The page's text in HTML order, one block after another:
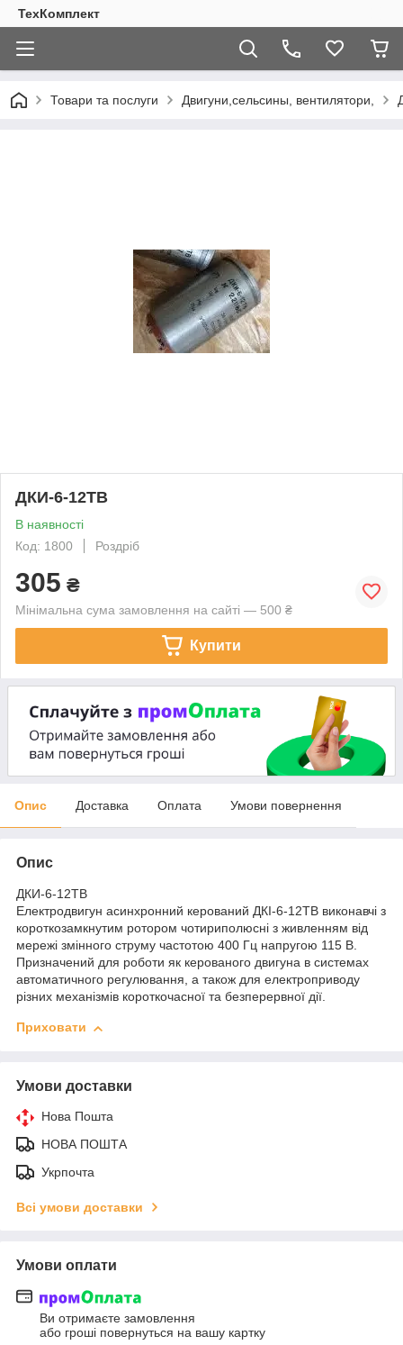
ТехКомплект
Товари та послуги Двигуни,сельсины, вентилятори,
ДКИ-6-12ТВ
В наявності
Код: 1800
Роздріб
305 ₴
Мінімальна сума замовлення на сайті — 500 ₴
Купити
Опис Доставка Оплата Умови повернення
Опис
ДКИ-6-12ТВ
Електродвигун асинхронний керований ДКІ-6-12ТВ виконавчі з
короткозамкнутим ротором чотириполюсні з живленням від
мережі змінного струму частотою 400 Гц напругою 115 В.
Призначений для роботи як керованого двигуна в системах
автоматичного регулювання, а також для електроприводу
різних механізмів короткочасної та безперервної дії.
Приховати
Умови доставки
Нова Пошта
НОВА ПОШТА
Укрпочта
Всі умови доставки
Умови оплати
Ви отримаєте замовлення
або гроші повернуться на вашу картку